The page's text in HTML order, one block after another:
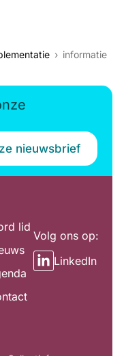
informatie
nieuwsbrief
lid
Volg ons op:
LinkedIn